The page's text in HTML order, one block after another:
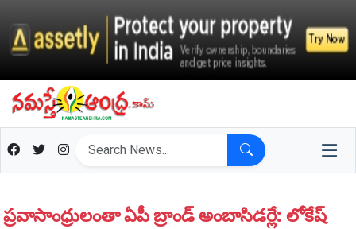
ప్రవాసాంధ్రులంతా ఏపీ బ్రాండ్ అంబాసిడర్లే: లోకేష్